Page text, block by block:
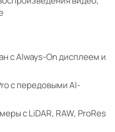
с Always-On дисплеем и
с передовыми AI-
с LiDAR, RAW, ProRes